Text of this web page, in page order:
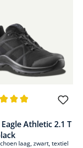
Athletic 2.1 T
laag, zwart, textiel